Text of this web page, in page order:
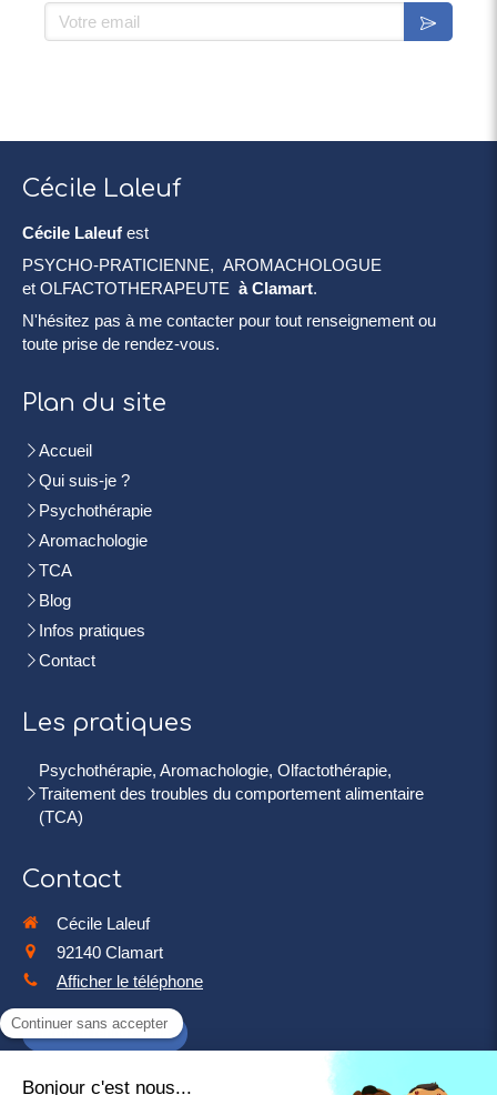
Votre email
Cécile Laleuf
Cécile Laleuf est
PSYCHO-PRATICIENNE, AROMACHOLOGUE
et OLFACTOTHERAPEUTE à Clamart.
N'hésitez pas à me contacter pour tout renseignement ou
toute prise de rendez-vous.
Plan du site
Accueil
Qui suis-je ?
Psychothérapie
Aromachologie
TCA
Blog
Infos pratiques
Contact
Les pratiques
Psychothérapie, Aromachologie, Olfactothérapie,
Traitement des troubles du comportement alimentaire
(TCA)
Contact
Cécile Laleuf
92140 Clamart
Afficher le téléphone
Prendre rendez-vous